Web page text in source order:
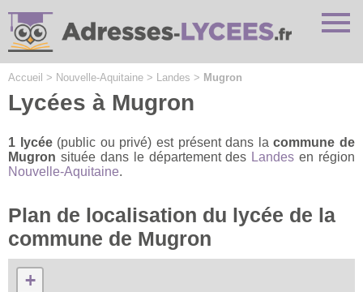
Accueil > Nouvelle-Aquitaine > Landes > Mugron
Lycées à Mugron
1 lycée(public ou privé) est présent dans lacommune de
Mugron située dans le département des Landes en région
Nouvelle-Aquitaine.
Plan de localisation du lycée de la
commune de Mugron
+